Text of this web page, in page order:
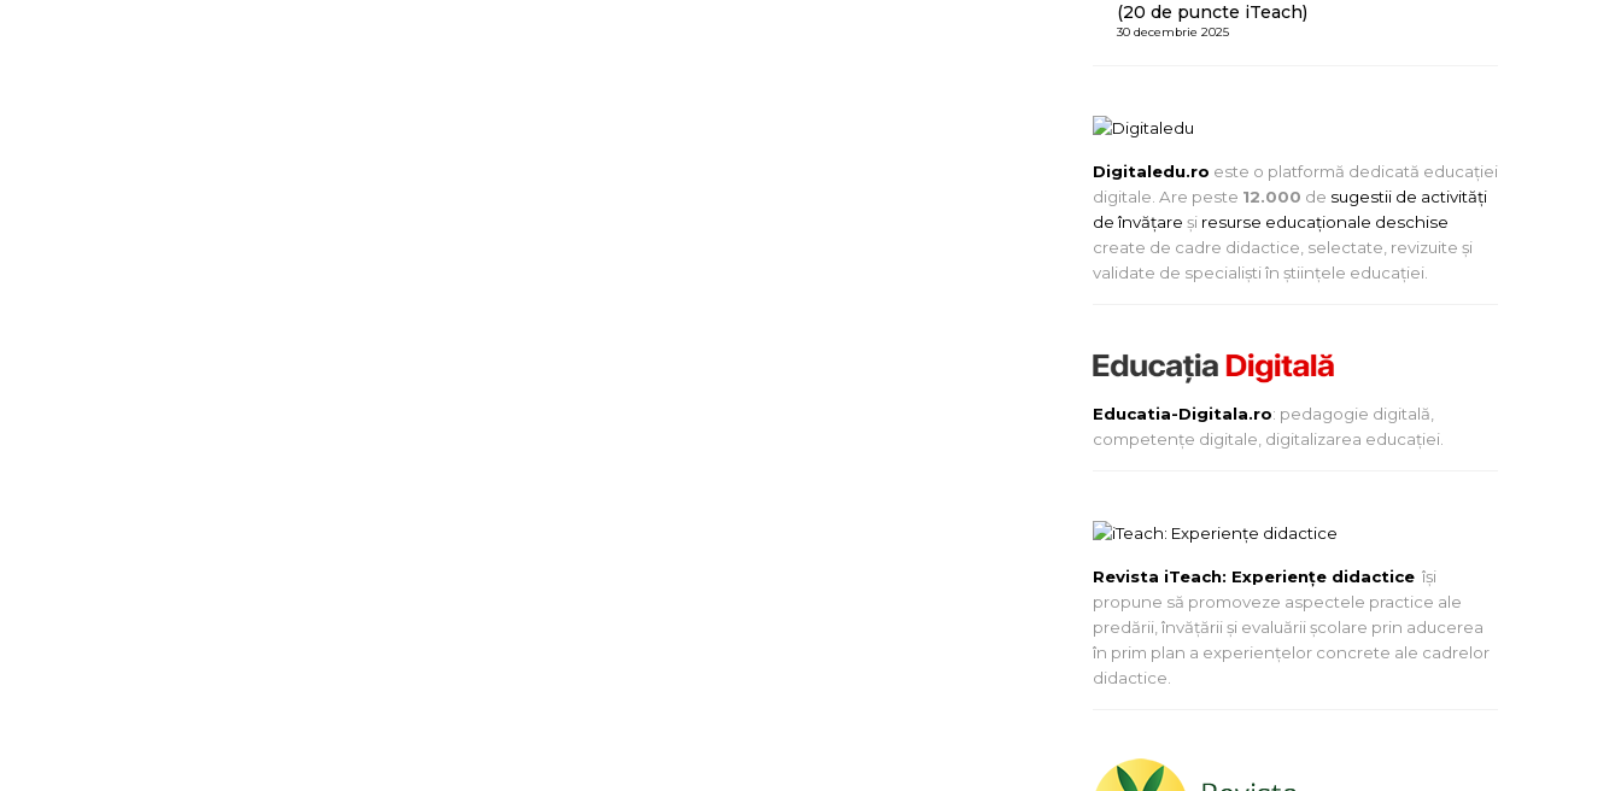
(20 de puncte iTeach)
30 decembrie 2025
Digitaledu.ro este o platformă dedicată educației
digitale. Are peste 12.000 de sugestii de activități
de învățare și resurse educaționale deschise
create de cadre didactice, selectate, revizuite și
validate de specialiști în științele educației.
Educatia-Digitala.ro: pedagogie digitală,
competențe digitale, digitalizarea educației.
Revista iTeach: Experienţe didactice îşi
propune să promoveze aspectele practice ale
predării, învăţării şi evaluării şcolare prin aducerea
în prim plan a experienţelor concrete ale cadrelor
didactice.